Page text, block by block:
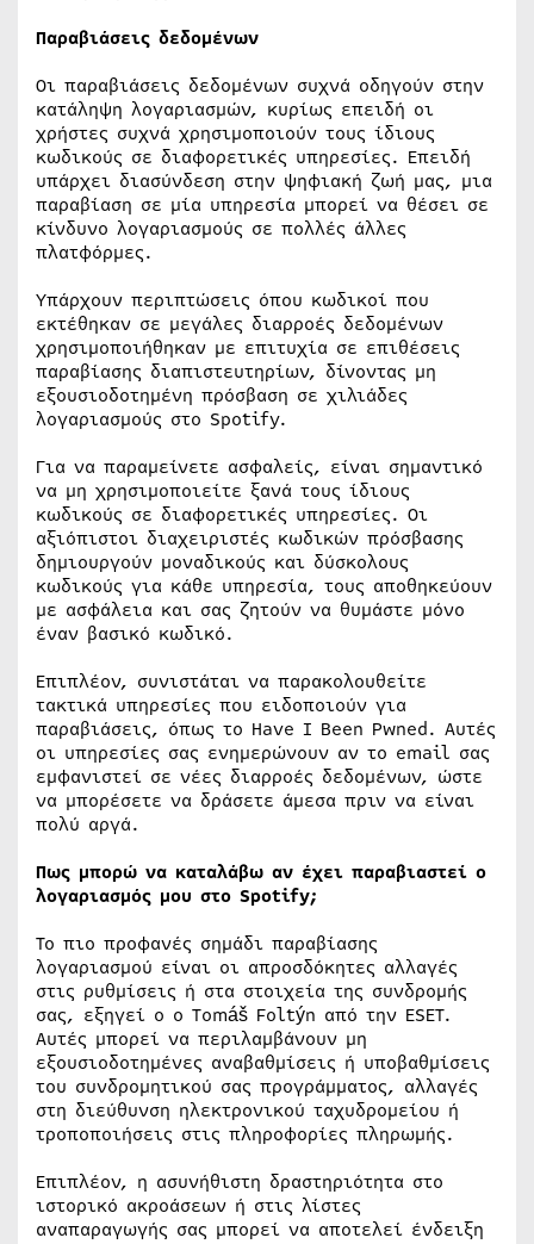
Παραβιάσεις δεδομένων
Οι παραβιάσεις δεδομένων συχνά οδηγούν στην
κατάληψη λογαριασμών, κυρίως επειδή οι
χρήστες συχνά χρησιμοποιούν τους ίδιους
κωδικούς σε διαφορετικές υπηρεσίες. Επειδή
υπάρχει διασύνδεση στην ψηφιακή ζωή μας, μια
παραβίαση σε μία υπηρεσία μπορεί να θέσει σε
κίνδυνο λογαριασμούς σε πολλές άλλες
πλατφόρμες.
Υπάρχουν περιπτώσεις όπου κωδικοί που
εκτέθηκαν σε μεγάλες διαρροές δεδομένων
χρησιμοποιήθηκαν με επιτυχία σε επιθέσεις
παραβίασης διαπιστευτηρίων, δίνοντας μη
εξουσιοδοτημένη πρόσβαση σε χιλιάδες
λογαριασμούς στο Spotify.
Για να παραμείνετε ασφαλείς, είναι σημαντικό
να μη χρησιμοποιείτε ξανά τους ίδιους
κωδικούς σε διαφορετικές υπηρεσίες. Οι
αξιόπιστοι διαχειριστές κωδικών πρόσβασης
δημιουργούν μοναδικούς και δύσκολους
κωδικούς για κάθε υπηρεσία, τους αποθηκεύουν
με ασφάλεια και σας ζητούν να θυμάστε μόνο
έναν βασικό κωδικό.
Επιπλέον, συνιστάται να παρακολουθείτε
τακτικά υπηρεσίες που ειδοποιούν για
παραβιάσεις, όπως το Have I Been Pwned. Αυτές
οι υπηρεσίες σας ενημερώνουν αν το email σας
εμφανιστεί σε νέες διαρροές δεδομένων, ώστε
να μπορέσετε να δράσετε άμεσα πριν να είναι
πολύ αργά.
Πως μπορώ να καταλάβω αν έχει παραβιαστεί ο
λογαριασμός μου στο Spotify;
Το πιο προφανές σημάδι παραβίασης
λογαριασμού είναι οι απροσδόκητες αλλαγές
στις ρυθμίσεις ή στα στοιχεία της συνδρομής
σας, εξηγεί ο ο Tomáš Foltýn από την ESET.
Αυτές μπορεί να περιλαμβάνουν μη
εξουσιοδοτημένες αναβαθμίσεις ή υποβαθμίσεις
του συνδρομητικού σας προγράμματος, αλλαγές
στη διεύθυνση ηλεκτρονικού ταχυδρομείου ή
τροποποιήσεις στις πληροφορίες πληρωμής.
Επιπλέον, η ασυνήθιστη δραστηριότητα στο
ιστορικό ακροάσεων ή στις λίστες
αναπαραγωγής σας μπορεί να αποτελεί ένδειξη